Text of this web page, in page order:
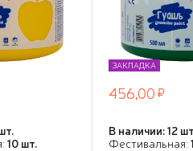
10 шт.
ЗАКЛАДКА
456,00
В наличии: 12
Фестивальная: